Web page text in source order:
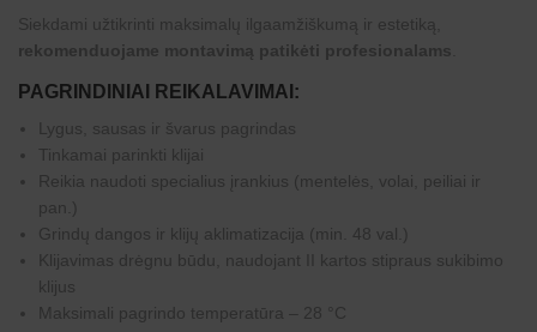
Siekdami užtikrinti maksimalų ilgaamžiškumą ir estetiką,
rekomenduojame montavimą patikėti profesionalams
PAGRINDINIAI REIKALAVIMAI:
Lygus, sausas ir švarus pagrindas
Tinkamai parinkti klijai
Reikia naudoti specialius įrankius (mentelės, volai, peiliai ir
pan.)
Grindų dangos ir klijų aklimatizacija (min. 48 val.)
Klijavimas drėgnu būdu, naudojant II kartos stipraus sukibimo
klijus
Maksimali pagrindo temperatūra – 28 °C